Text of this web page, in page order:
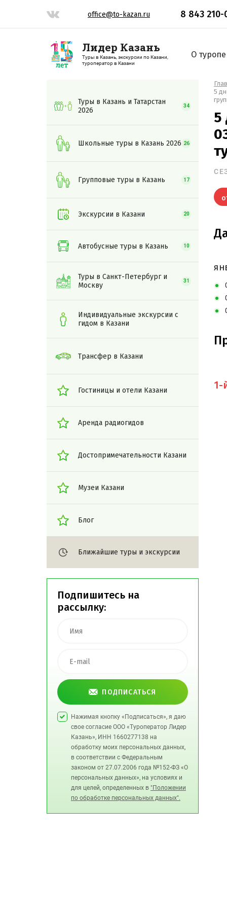
office@to-kazan.ru 8 843 210-
Лидер Казань
Туры в Казань, экскурсии по Казани,
туроператор в Казани
О
Туры в Казань и Татарстан
2026
34
Школьные туры в Казань 2026 26
Групповые туры в Казань 17
Экскурсии в Казани 20
Автобусные туры в Казань 10
Туры в Санкт-Петербург и
Москву
31
Индивидуальные экскурсии с
гидом в Казани
Трансфер в Казани
Гостиницы и отели Казани
Аренда радиогидов
Достопримечательности Казани
Музеи Казани
Блог
Ближайшие туры и экскурсии
Подпишитесь на
рассылку:
ПОДПИСАТЬСЯ
Нажимая кнопку «Подписаться», я даю
свое согласие ООО «Туроператор Лидер
Казань», ИНН 1660277138 на
обработку моих персональных данных,
в соответствии с Федеральным
законом от 27.07.2006 года №152-ФЗ «О
персональных данных», на условиях и
для целей, определенных в "Положении
по обработке персональных данных".
5
5
1-